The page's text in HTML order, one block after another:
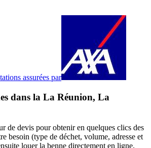
assurées par
dans la La Réunion, La
de devis pour obtenir en quelques clics des
besoin (type de déchet, volume, adresse et
louer la benne directement en ligne.